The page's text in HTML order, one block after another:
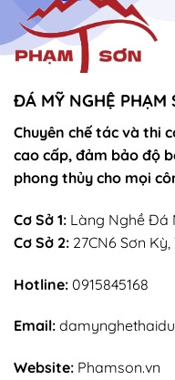
ĐÁ MỸ NGHỆ PHẠM
Chuyên chế tác và thi
cao cấp, đảm bảo độ
phong thủy cho mọi
Cơ Sở 1: Làng Nghề Đá
Cơ Sở 2: 27CN6 Sơn
Hotline: 0915845168
Email:
Website: Phamson.vn